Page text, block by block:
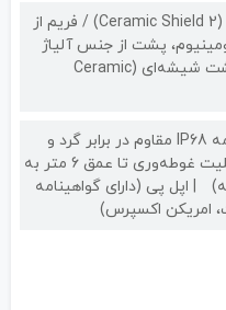
جلو شیشه‌ای (Ceramic Shield 2) / فریم از
پشت از جنس آلیاژ
آلومینیوم/ پشت شیشه‌ای (Ceramic
دارای گواهینامه IP68 مقاوم در برابر گرد و
غبار و آب (قابلیت غوطه‌وری تا عمق 6 متر به
اپل پی (دارای گواهینامه
امریکن اکسپرس)